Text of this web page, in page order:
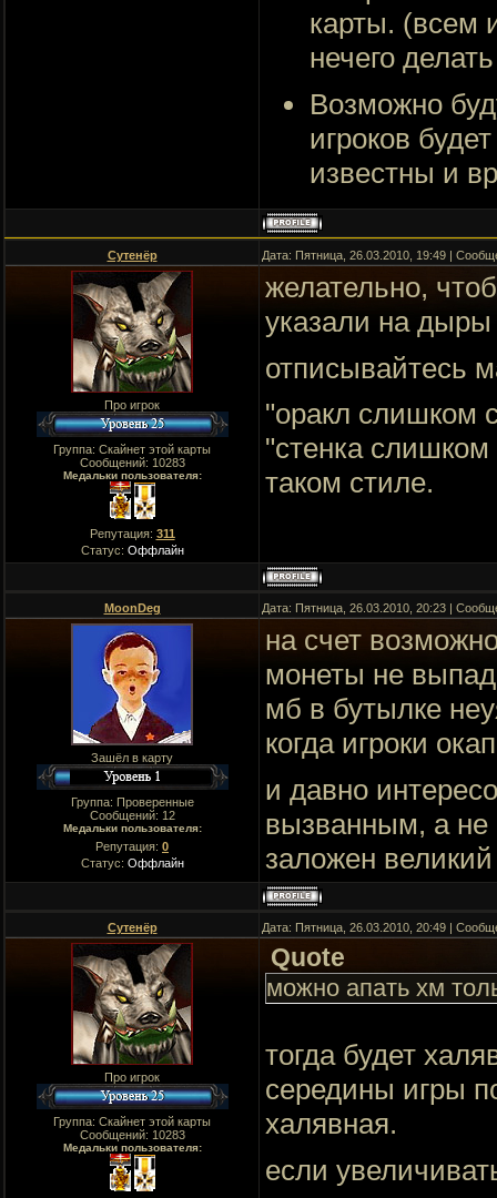
карты. (всем
нечего
Возможно
игроков
известны и
Сутенёр Дата: Пятница, 26.03.2010, 19:49 |
Про игрок
Группа: Скайнет этой карты
Сообщений: 10283
Медальки пользователя:
Репутация: 311
Статус: Оффлайн
желательно,
указали на дыры
отписывайтесь
"оракл слишком
"стенка
таком стиле.
MoonDeg Дата: Пятница, 26.03.2010, 20:23 |
Зашёл в карту
Группа: Проверенные
Сообщений: 12
Медальки пользователя:
Репутация: 0
Статус: Оффлайн
на счет
монеты не
мб в бутылке
когда игроки
и давно
вызванным, а не
заложен
Сутенёр Дата: Пятница, 26.03.2010, 20:49 |
Про игрок
Группа: Скайнет этой карты
Сообщений: 10283
Медальки пользователя:
Quote
можно апать хм
тогда будет
середины игры
халявная.
если